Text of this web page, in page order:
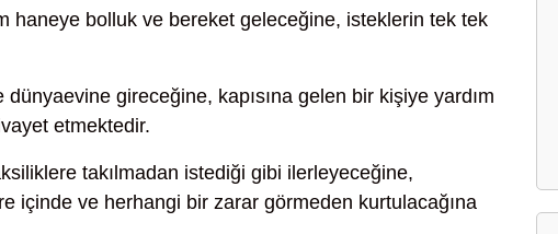
haneye bolluk ve bereket geleceğine, isteklerin tek tek
gireceğine, kapısına gelen bir kişiye yardım
etmektedir.
takılmadan istediği gibi ilerleyeceğine,
içinde ve herhangi bir zarar görmeden kurtulacağına